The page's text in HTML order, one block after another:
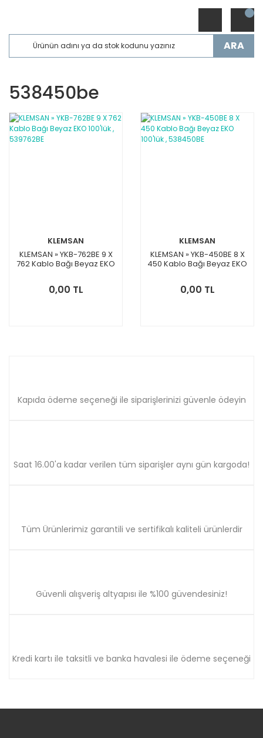
ARA
538450be
KLEMSAN
KLEMSAN » YKB-762BE 9 X
762 Kablo Bağı Beyaz EKO
0,00 TL
KLEMSAN
KLEMSAN » YKB-450BE 8 X
450 Kablo Bağı Beyaz EKO
0,00 TL
Kapıda ödeme seçeneği ile siparişlerinizi güvenle ödeyin
Saat 16.00'a kadar verilen tüm siparişler aynı gün kargoda!
Tüm Ürünlerimiz garantili ve sertifikalı kaliteli ürünlerdir
Güvenli alışveriş altyapısı ile %100 güvendesiniz!
Kredi kartı ile taksitli ve banka havalesi ile ödeme seçeneği